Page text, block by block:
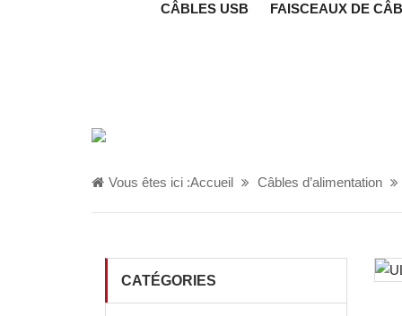
CÂBLES USB FAISCEAUX DE
Vous êtes ici :Accueil Câbles d’alimentation
CATÉGORIES